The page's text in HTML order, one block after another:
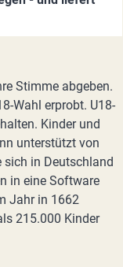
Stimme abgeben.
Wahl erprobt. U18-
Kinder und
unterstützt von
sich in Deutschland
in eine Software
Jahr in 1662
215.000 Kinder